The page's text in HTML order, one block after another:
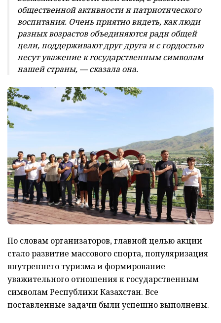
общественной активности и патриотического
воспитания. Очень приятно видеть, как люди
разных возрастов объединяются ради общей
цели, поддерживают друг друга и с гордостью
несут уважение к государственным символам
нашей страны, — сказала она.
По словам организаторов, главной целью акции
стало развитие массового спорта, популяризация
внутреннего туризма и формирование
уважительного отношения к государственным
символам Республики Казахстан. Все
поставленные задачи были успешно выполнены.